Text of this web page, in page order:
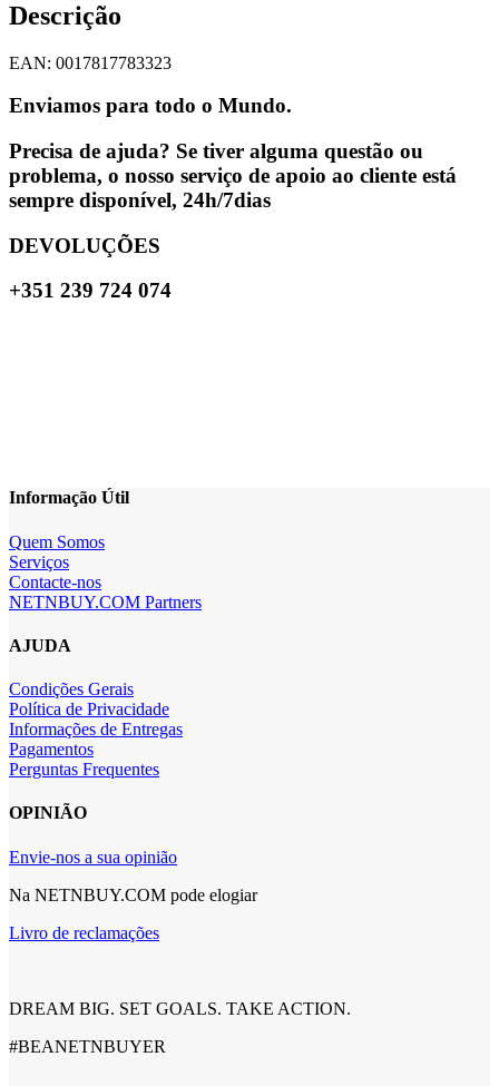
Descrição
EAN: 0017817783323
Enviamos para todo o Mundo.
Precisa de ajuda? Se tiver alguma questão ou
problema, o nosso serviço de apoio ao cliente está
sempre disponível, 24h/7dias
DEVOLUÇÕES
+351 239 724 074
Informação Útil
Quem Somos
Serviços
Contacte-nos
NETNBUY.COM Partners
AJUDA
Condições Gerais
Política de Privacidade
Informações de Entregas
Pagamentos
Perguntas Frequentes
OPINIÃO
Envie-nos a sua opinião
Na NETNBUY.COM pode elogiar
Livro de reclamações
DREAM BIG. SET GOALS. TAKE ACTION.
#BEANETNBUYER